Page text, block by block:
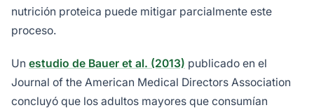
nutrición proteica puede mitigar parcialmente este
proceso.
Un estudio de Bauer et al. (2013) publicado en el
Journal of the American Medical Directors Association
concluyó que los adultos mayores que consumían